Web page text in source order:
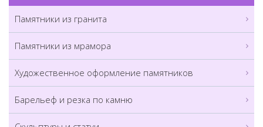
Памятники из гранита
Памятники из мрамора
Художественное оформление памятников
Барельеф и резка по камню